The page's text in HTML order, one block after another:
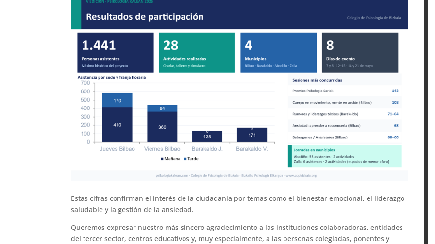
Estas cifras confirman el interés de la ciudadanía por temas como el bienestar emocional, el liderazgo
saludable y la gestión de la ansiedad.
Queremos expresar nuestro más sincero agradecimiento a las instituciones colaboradoras, entidades
del tercer sector, centros educativos y, muy especialmente, a las personas colegiadas, ponentes y